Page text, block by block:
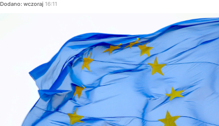
Dodano: wczoraj 16:11